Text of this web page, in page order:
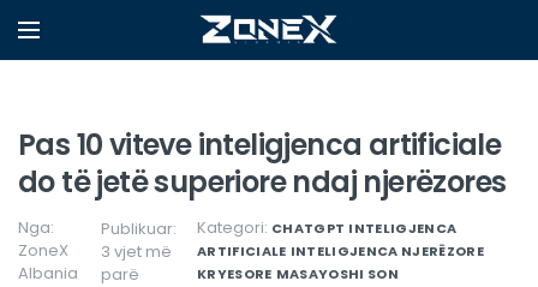
Pas 10 viteve inteligjenca artificiale
do të jetë superiore ndaj njerëzores
Nga:
ZoneX
Albania
Publikuar:
3 vjet më
parë
Kategori: CHATGPT INTELIGJENCA
ARTIFICIALE INTELIGJENCA NJERËZORE
KRYESORE MASAYOSHI SON